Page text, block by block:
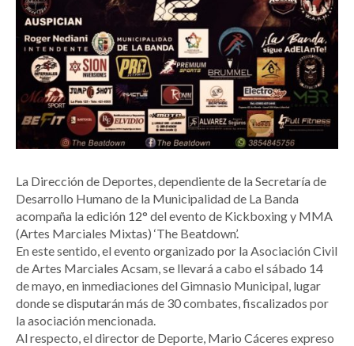
La Dirección de Deportes, dependiente de la Secretaría de
Desarrollo Humano de la Municipalidad de La Banda
acompaña la edición 12° del evento de Kickboxing y MMA
(Artes Marciales Mixtas) ‘The Beatdown’.
En este sentido, el evento organizado por la Asociación Civil
de Artes Marciales Acsam, se llevará a cabo el sábado 14
de mayo, en inmediaciones del Gimnasio Municipal, lugar
donde se disputarán más de 30 combates, fiscalizados por
la asociación mencionada.
Al respecto, el director de Deporte, Mario Cáceres expreso